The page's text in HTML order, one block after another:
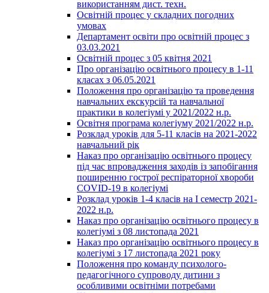
використанням дист. техн.
Освітній процес у складних погодних
умовах
Департамент освіти про освітній процес з
03.03.2021
Освітній процес з 05 квітня 2021
Про організацію освітнього процесу в 1-11
класах з 06.05.2021
Положення про організацію та проведення
навчальних екскурсій та навчальної
практики в колегіумі у 2021/2022 н.р.
Освітня програма колегіуму 2021/2022 н.р.
Розклад уроків для 5-11 класів на 2021-2022
навчальний рік
Наказ про організацію освітнього процесу
під час впровадження заходів із запобігання
поширенню гострої респіраторної хвороби
COVID-19 в колегіумі
Розклад уроків 1-4 класів на І семестр 2021-
2022 н.р.
Наказ про організацію освітнього процесу в
колегіумі з 08 листопада 2021
Наказ про організацію освітнього процесу в
колегіумі з 17 листопада 2021 року
Положення про команду психолого-
педагогічного супроводу дитини з
особливими освітніми потребами